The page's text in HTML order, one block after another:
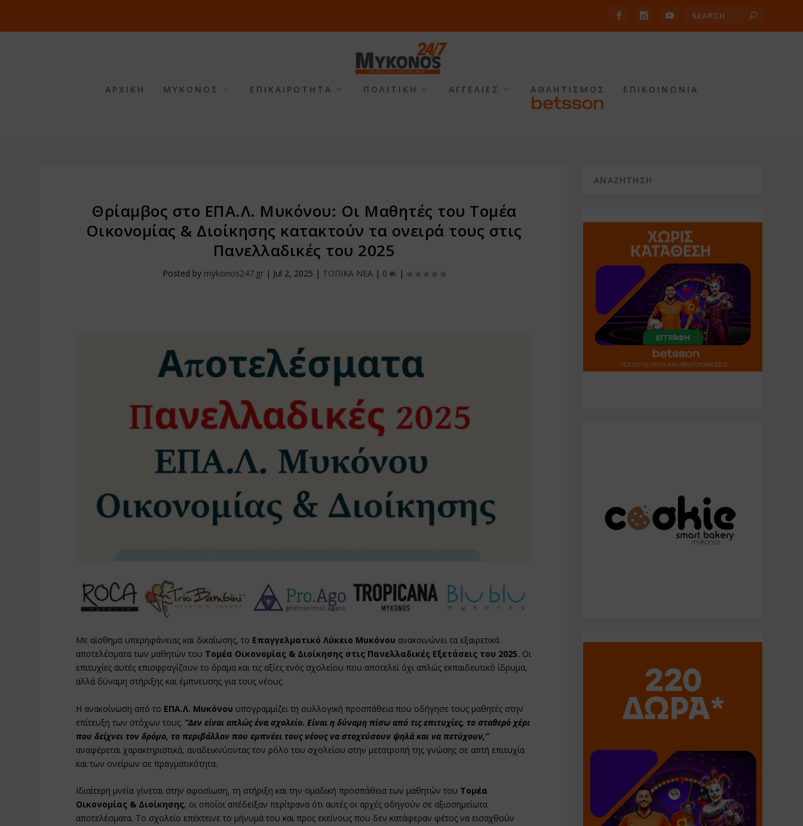
ΑΡΧΙΚΗ ΜΥΚΟΝΟΣ ΕΠΙΚΑΙΡΟΤΗΤΑ ΠΟΛΙΤΙΚΗ ΑΓΓΕΛΙΕΣ ΑΘΛΗΤΙΣΜΟΣ ΕΠΙΚΟΙΝΩΝΙΑ
Θρίαμβος στο ΕΠΑ.Λ. Μυκόνου: Οι Μαθητές του Τομέα
Οικονομίας & Διοίκησης κατακτούν τα ονειρά τους στις
Πανελλαδικές του 2025
Posted by mykonos247.gr| Jul 2, 2025 | ΤΟΠΙΚΑ ΝΕΑ | 0 |
Με αίσθημα υπερηφάνειας και δικαίωσης, το Επαγγελματικό Λύκειο Μυκόνου ανακοινώνει τα εξαιρετικά
αποτελέσματα των μαθητών του Τομέα Οικονομίας & Διοίκησης στις Πανελλαδικές Εξετάσεις του 2025. Οι
επιτυχίες αυτές επισφραγίζουν το όραμα και τις αξίες ενός σχολείου που αποτελεί όχι απλώς εκπαιδευτικό ίδρυμα,
αλλά δύναμη στήριξης και έμπνευσης για τους νέους.
Η ανακοίνωση από το ΕΠΑ.Λ. Μυκόνου υπογραμμίζει τη συλλογική προσπάθεια που οδήγησε τους μαθητές στην
επίτευξη των στόχων τους. “Δεν είναι απλώς ένα σχολείο. Είναι η δύναμη πίσω από τις επιτυχίες, το σταθερό χέρι
που δείχνει τον δρόμο, το περιβάλλον που εμπνέει τους νέους να στοχεύσουν ψηλά και να πετύχουν,”
αναφέρεται χαρακτηριστικά, αναδεικνύοντας τον ρόλο του σχολείου στην μετατροπή της γνώσης σε απτή επιτυχία
και των ονείρων σε πραγματικότητα.
Ιδιαίτερη μνεία γίνεται στην αφοσίωση, τη στήριξη και την ομαδική προσπάθεια των μαθητών του Τομέα
Οικονομίας & Διοίκησης, οι οποίοι απέδειξαν περίτρανα ότι αυτές οι αρχές οδηγούν σε αξιοσημείωτα
αποτελέσματα. Το σχολείο επέκτεινε το μήνυμά του και προς εκείνους που δεν κατάφεραν φέτος να εισαχθούν